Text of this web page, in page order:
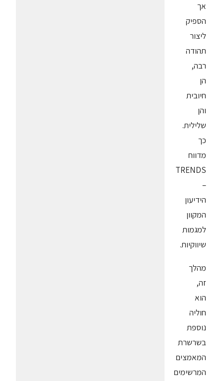
אך
הספיק
ליצור
תהודה
רבה,
הן
חיובית
והן
שלילית.
כך
מדווח
TRENDS
–
הידיעון
המקוון
למגמות
שיווקיות.
מהלך
זה,
הוא
חוליה
נוספת
בשרשרת
המאמצים
המרשימים